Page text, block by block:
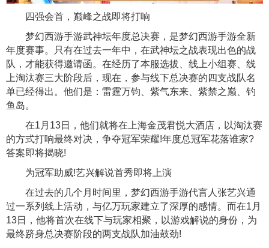
四强会首，巅峰之战即将打响
梦幻西游手游武神坛年度总决赛，是梦幻西游手游全新
年度赛事。只有在过去一年中，在武神坛之战表现出色的战
队，才能获得邀请函。在经历了本服选拔、线上小组赛、线
上淘汰赛三大阶段后，现在，参与线下总决赛的四支战队名
单已经得出。他们是：雷霆万钧、紫气东来、紫禁之巅、钓
鱼岛。
在1月13日，他们就将在上海金茂君悦大酒店，以淘汰赛
的方式打响最终对决，争夺冠军荣耀!年度总冠军花落谁家?
答案即将揭晓!
为冠军助威!艺兴解说首秀即将上演
在过去的几个月时间里，梦幻西游手游代言人张艺兴通
过一系列线上活动，与亿万玩家建立了深厚的感情。而在1月
13日，他将首次在线下与玩家相聚，以游戏解说的身份，为
最终跻身总决赛阶段的两支战队加油鼓劲!